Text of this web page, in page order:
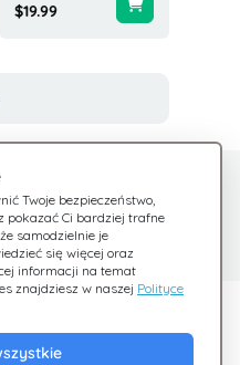
$19.99
Twoje bezpieczeństwo,
pokazać Ci bardziej trafne
samodzielnie je
się więcej oraz
informacji na temat
znajdziesz w naszej Polityce
Centrum pomocy
Sprawdź nasze FAQ